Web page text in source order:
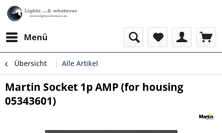
Menü
Übersicht Alle Artikel
Martin Socket 1p AMP (for housing
05343601)